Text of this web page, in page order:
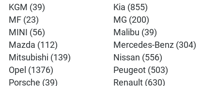
KGM (39)
Kia (855)
MF (23)
MG (200)
MINI (56)
Malibu (39)
Mazda (112)
Mercedes-Benz (304)
Mitsubishi (139)
Nissan (556)
Opel (1376)
Peugeot (503)
Porsche (39)
Renault (630)